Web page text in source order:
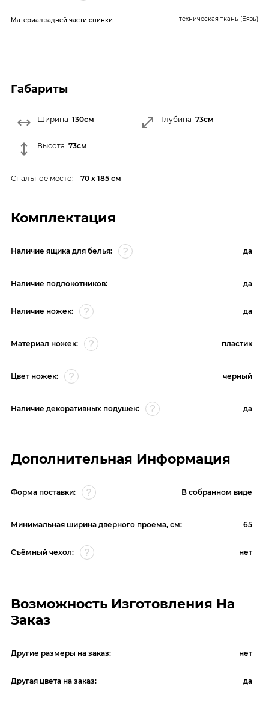
Материал задней части спинки техническая ткань (Бязь)
Габариты
Ширина 130см Глубина 73см
Высота 73см
Спальное место: 70 х 185 см
Комплектация
Наличие ящика для белья: да
Наличие подлокотников: да
Наличие ножек: да
Материал ножек: пластик
Цвет ножек: черный
Наличие декоративных подушек: да
Дополнительная Информация
Форма поставки: В собранном виде
Минимальная ширина дверного проема, см: 65
Съёмный чехол: нет
Возможность Изготовления На
Заказ
Другие размеры на заказ: нет
Другая цвета на заказ: да